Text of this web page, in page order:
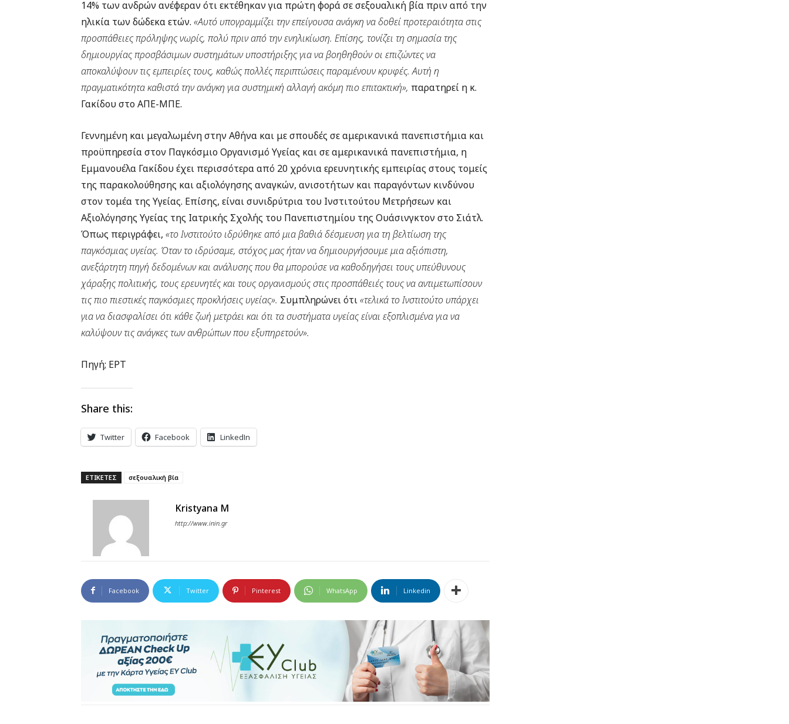
14% των ανδρών ανέφεραν ότι εκτέθηκαν για πρώτη φορά σε σεξουαλική βία πριν από την
ηλικία των δώδεκα ετών. «Αυτό υπογραμμίζει την επείγουσα ανάγκη να δοθεί προτεραιότητα στις
προσπάθειες πρόληψης νωρίς, πολύ πριν από την ενηλικίωση. Επίσης, τονίζει τη σημασία της
δημιουργίας προσβάσιμων συστημάτων υποστήριξης για να βοηθηθούν οι επιζώντες να
αποκαλύψουν τις εμπειρίες τους, καθώς πολλές περιπτώσεις παραμένουν κρυφές. Αυτή η
πραγματικότητα καθιστά την ανάγκη για συστημική αλλαγή ακόμη πιο επιτακτική», παρατηρεί η κ.
Γακίδου στο ΑΠΕ-ΜΠΕ.
Γεννημένη και μεγαλωμένη στην Αθήνα και με σπουδές σε αμερικανικά πανεπιστήμια και
προϋπηρεσία στον Παγκόσμιο Οργανισμό Υγείας και σε αμερικανικά πανεπιστήμια, η
Εμμανουέλα Γακίδου έχει περισσότερα από 20 χρόνια ερευνητικής εμπειρίας στους τομείς
της παρακολούθησης και αξιολόγησης αναγκών, ανισοτήτων και παραγόντων κινδύνου
στον τομέα της Υγείας. Επίσης, είναι συνιδρύτρια του Ινστιτούτου Μετρήσεων και
Αξιολόγησης Υγείας της Ιατρικής Σχολής του Πανεπιστημίου της Ουάσινγκτον στο Σιάτλ.
Όπως περιγράφει, «το Ινστιτούτο ιδρύθηκε από μια βαθιά δέσμευση για τη βελτίωση της
παγκόσμιας υγείας. Όταν το ιδρύσαμε, στόχος μας ήταν να δημιουργήσουμε μια αξιόπιστη,
ανεξάρτητη πηγή δεδομένων και ανάλυσης που θα μπορούσε να καθοδηγήσει τους υπεύθυνους
χάραξης πολιτικής, τους ερευνητές και τους οργανισμούς στις προσπάθειές τους να αντιμετωπίσουν
τις πιο πιεστικές παγκόσμιες προκλήσεις υγείας». Συμπληρώνει ότι«τελικά το Ινστιτούτο υπάρχει
για να διασφαλίσει ότι κάθε ζωή μετράει και ότι τα συστήματα υγείας είναι εξοπλισμένα για να
καλύψουν τις ανάγκες των ανθρώπων που εξυπηρετούν».
Πηγή; ΕΡΤ
Share this:
Twitter Facebook LinkedIn
ΕΤΙΚΕΤΕΣ σεξουαλική βία
Kristyana M
http://www.inin.gr
Facebook Twitter Pinterest WhatsApp Linkedin